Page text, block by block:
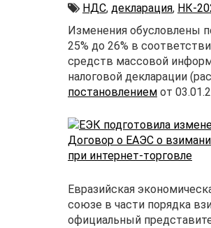
НДС, декларация, НК-
Изменения обусловлены
25% до 26% в
средств массовой
налоговой декларации
постановлением от
Евразийская
союзе в части порядка
официальный